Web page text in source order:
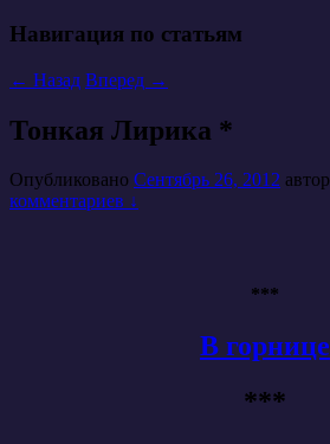
Навигация по статьям
← Назад Вперед →
Тонкая Лирика *
Опубликовано Сентябрь 26, 2012 автор
комментариев ↓
***
В горнице
***